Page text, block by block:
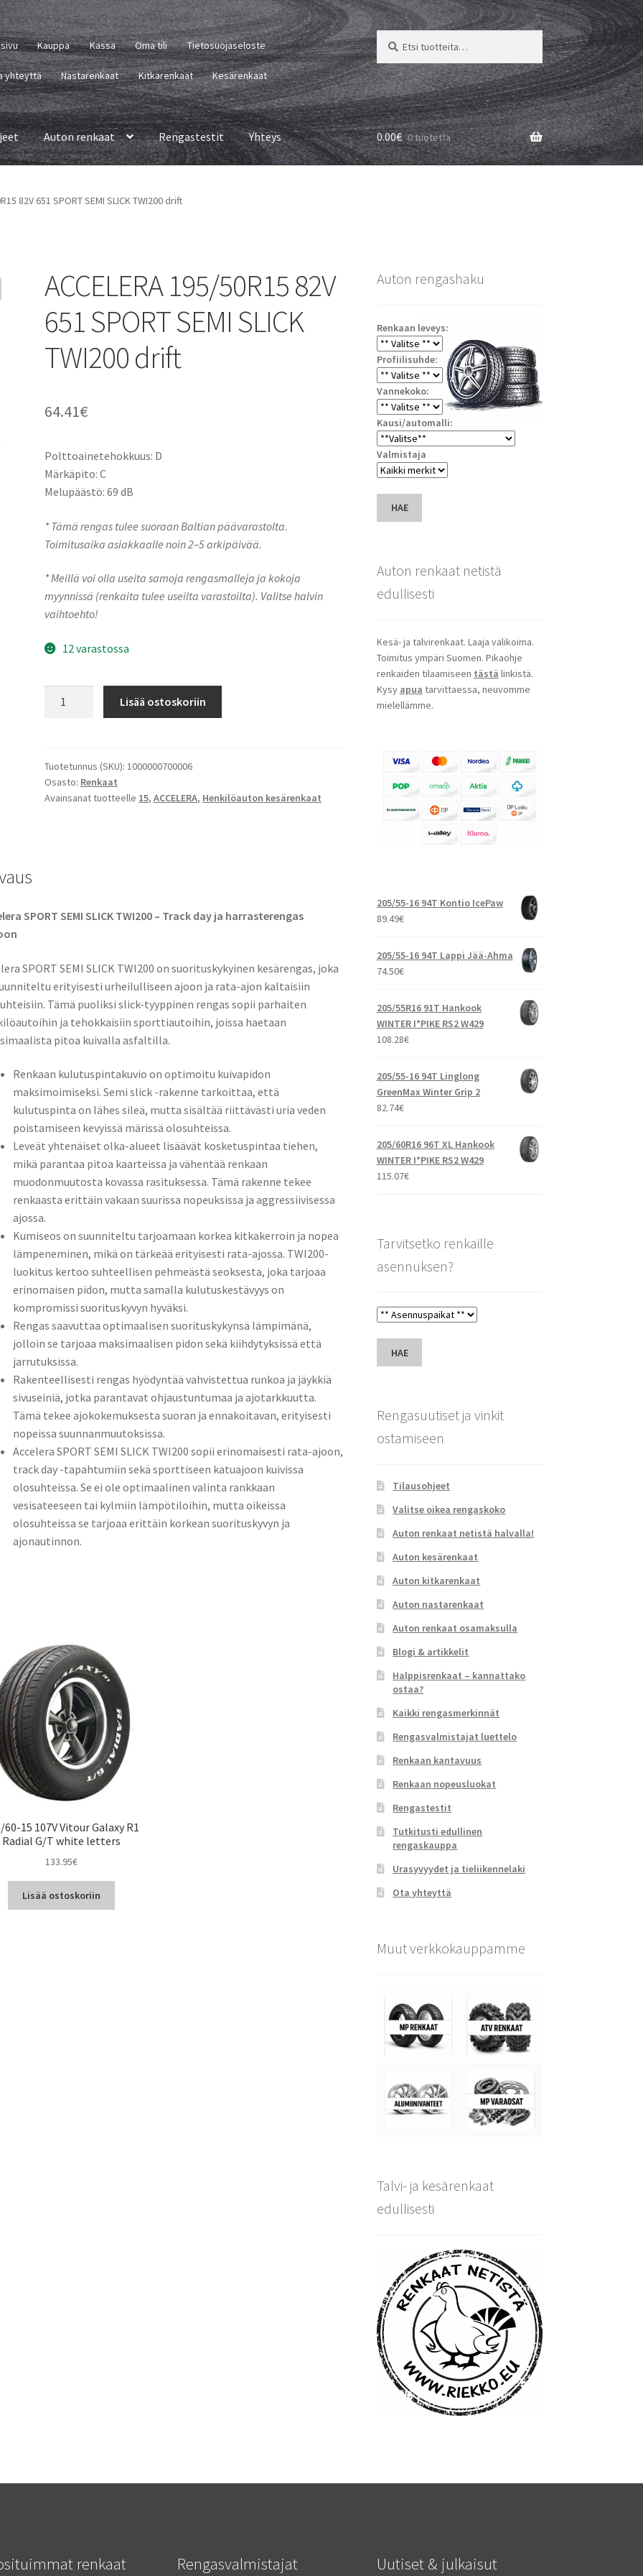
Kauppa Kassa Oma tili Tietosuojaseloste
yhteyttä Nastarenkaat Kitkarenkaat Kesärenkaat
Etsi:
Haku
Auton renkaat Rengastestit Yhteys 0.00€ 0 tuotetta
82V 651 SPORT SEMI SLICK TWI200 drift
ACCELERA 195/50R15 82V
651 SPORT SEMI SLICK
TWI200 drift
64.41€
Polttoainetehokkuus: D
Märkäpito: C
Melupäästö: 69 dB
* Tämä rengas tulee suoraan Baltian päävarastolta.
Toimitusaika asiakkaalle noin 2–5 arkipäivää.
* Meillä voi olla useita samoja rengasmalleja ja kokoja
myynnissä (renkaita tulee useilta varastoilta). Valitse halvin
vaihtoehto!
12 varastossa
SPORT
SEMI
SLICK
Lisää ostoskoriin
Tuotetunnus (SKU):1000000700006
Osasto: Renkaat
Avainsanat tuotteelle 15,ACCELERA, Henkilöauton kesärenkaat
SPORT SEMI SLICK TWI200 – Track day ja harrasterengas
SPORT SEMI SLICK TWI200 on suorituskykyinen kesärengas, joka
erityisesti urheilulliseen ajoon ja rata-ajon kaltaisiin
Tämä puoliksi slick-tyyppinen rengas sopii parhaiten
ja tehokkaisiin sporttiautoihin, joissa haetaan
pitoa kuivalla asfaltilla.
Renkaan kulutuspintakuvio on optimoitu kuivapidon
maksimoimiseksi. Semi slick -rakenne tarkoittaa, että
kulutuspinta on lähes sileä, mutta sisältää riittävästi uria veden
poistamiseen kevyissä märissä olosuhteissa.
Leveät yhtenäiset olka-alueet lisäävät kosketuspintaa tiehen,
mikä parantaa pitoa kaarteissa ja vähentää renkaan
muodonmuutosta kovassa rasituksessa. Tämä rakenne tekee
renkaasta erittäin vakaan suurissa nopeuksissa ja aggressiivisessa
ajossa.
Kumiseos on suunniteltu tarjoamaan korkea kitkakerroin ja nopea
lämpeneminen, mikä on tärkeää erityisesti rata-ajossa. TWI200-
luokitus kertoo suhteellisen pehmeästä seoksesta, joka tarjoaa
erinomaisen pidon, mutta samalla kulutuskestävyys on
kompromissi suorituskyvyn hyväksi.
Rengas saavuttaa optimaalisen suorituskykynsä lämpimänä,
jolloin se tarjoaa maksimaalisen pidon sekä kiihdytyksissä että
jarrutuksissa.
Rakenteellisesti rengas hyödyntää vahvistettua runkoa ja jäykkiä
sivuseiniä, jotka parantavat ohjaustuntumaa ja ajotarkkuutta.
Tämä tekee ajokokemuksesta suoran ja ennakoitavan, erityisesti
nopeissa suunnanmuutoksissa.
Accelera SPORT SEMI SLICK TWI200 sopii erinomaisesti rata-ajoon,
track day -tapahtumiin sekä sporttiseen katuajoon kuivissa
olosuhteissa. Se ei ole optimaalinen valinta rankkaan
vesisateeseen tai kylmiin lämpötiloihin, mutta oikeissa
olosuhteissa se tarjoaa erittäin korkean suorituskyvyn ja
ajonautinnon.
60-15 107V Vitour Galaxy R1
Radial G/T white letters
133.95€
Lisää ostoskoriin
Auton rengashaku
Renkaan leveys:
Profiilisuhde:
Vannekoko:
Kausi/automalli:
Valmistaja
HAE
Auton renkaat netistä
edullisesti
Kesä- ja talvirenkaat. Laaja valikoima.
Toimitus ympäri Suomen. Pikaohje
renkaiden tilaamiseen tästä linkistä.
Kysy apua tarvittaessa, neuvomme
mielellämme.
205/55-16 94T Kontio IcePaw
89.49€
205/55-16 94T Lappi Jää-Ahma
74.50€
205/55R16 91T Hankook
WINTER I*PIKE RS2 W429
108.28€
205/55-16 94T Linglong
GreenMax Winter Grip 2
82.74€
205/60R16 96T XL Hankook
WINTER I*PIKE RS2 W429
115.07€
Tarvitsetko renkaille
asennuksen?
HAE
Rengasuutiset ja vinkit
ostamiseen
Tilausohjeet
Valitse oikea rengaskoko
Auton renkaat netistä halvalla!
Auton kesärenkaat
Auton kitkarenkaat
Auton nastarenkaat
Auton renkaat osamaksulla
Blogi & artikkelit
Halppisrenkaat – kannattako
ostaa?
Kaikki rengasmerkinnät
Rengasvalmistajat luettelo
Renkaan kantavuus
Renkaan nopeusluokat
Rengastestit
Tutkitusti edullinen
rengaskauppa
Urasyvyydet ja tieliikennelaki
Ota yhteyttä
Muut verkkokauppamme
Talvi- ja kesärenkaat
edullisesti
renkaat Rengasvalmistajat Uutiset & julkaisut